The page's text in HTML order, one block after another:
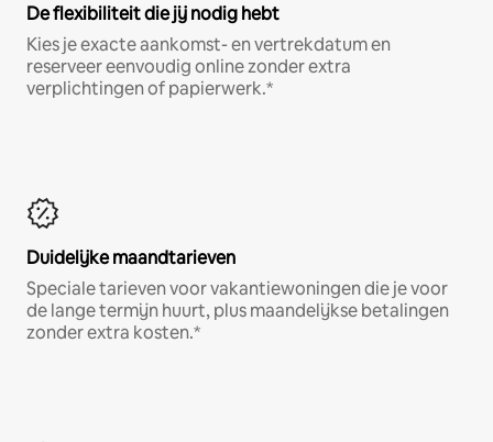
De flexibiliteit die jij nodig hebt
Kies je exacte aankomst- en vertrekdatum en
reserveer eenvoudig online zonder extra
verplichtingen of papierwerk.*
Duidelijke maandtarieven
Speciale tarieven voor vakantiewoningen die je voor
de lange termijn huurt, plus maandelijkse betalingen
zonder extra kosten.*